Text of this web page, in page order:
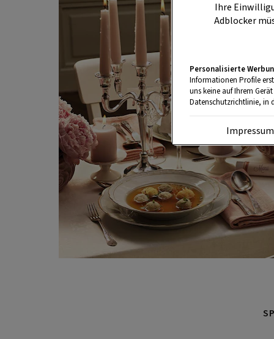
Ihre
Adblocker
Personalisierte
Informationen Profile
uns keine auf Ihrem
Datenschutzrichtlinie, in
Impressum